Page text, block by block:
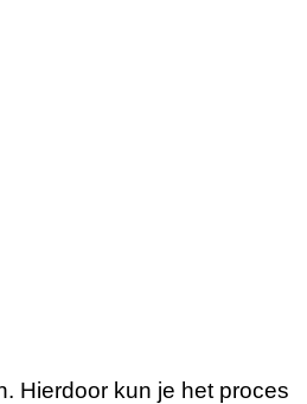
Hierdoor kun je het proces